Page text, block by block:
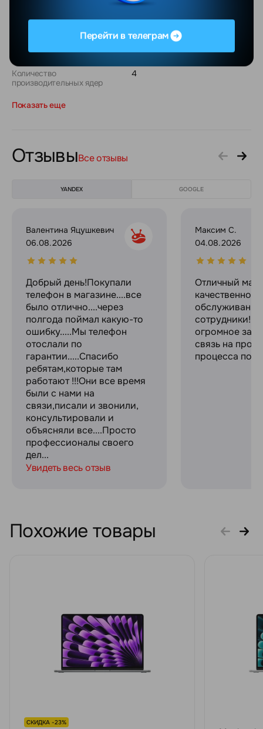
Суммарное количество ядер
Количество
производительных ядер
4
Показать еще
ОтзывыВсе отзывы
YANDEX GOOGLE
Валентина Яцушкевич
06.08.2026
Добрый день!Покупали
телефон в магазине....все
было отлично....через
полгода поймал какую-то
ошибку.....Мы телефон
отослали по
гарантии.....Спасибо
ребятам,которые там
работают !!!Они все время
были с нами на
связи,писали и звонили,
консультировали и
объясняли все....Просто
профессионалы своего
дел...
Увидеть весь отзыв
Максим С.
04.08.2026
Отличный
качественное
сотрудники!
огромное за
связь на
процесса
Похожие товары
СКИДКА -23%
Перейти в телеграм